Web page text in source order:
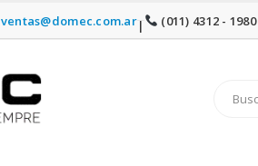
ventas@domec.com.ar| (011) 4312 - 1980